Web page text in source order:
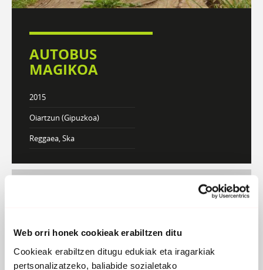
Web orri honek cookieak erabiltzen ditu
Cookieak erabiltzen ditugu edukiak eta iragarkiak
pertsonalizatzeko, baliabide sozialetako
AUTOBUS
MAGIKOA
2015
Oiartzun (Gipuzkoa)
Reggaea, Ska
BIOGRAFIA